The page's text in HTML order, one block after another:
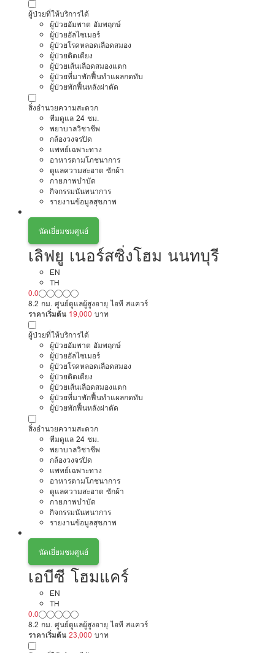
ผู้ป่วยที่ให้บริการได้
ผู้ป่วยอัมพาต อัมพฤกษ์
ผู้ป่วยอัลไซเมอร์
ผู้ป่วยโรคหลอดเลือดสมอง
ผู้ป่วยติดเตียง
ผู้ป่วยเส้นเลือดสมองแตก
ผู้ป่วยที่มาพักฟื้นทำแผลกดทับ
ผู้ป่วยพักฟื้นหลังผ่าตัด
สิ่งอำนวยความสะดวก
ทีมดูแล 24 ชม.
พยาบาลวิชาชีพ
กล้องวงจรปิด
แพทย์เฉพาะทาง
อาหารตามโภชนาการ
ดูแลความสะอาด ซักผ้า
กายภาพบำบัด
กิจกรรมนันทนาการ
รายงานข้อมูลสุขภาพ
นัดเยี่ยมชมศูนย์
เลิฟยู เนอร์สซิ่งโฮม นนทบุรี
EN
TH
0.0
8.2 กม. ศูนย์ดูแลผู้สูงอายุ ไอที สแควร์
ราคาเริ่มต้น 19,000 บาท
ผู้ป่วยที่ให้บริการได้
ผู้ป่วยอัมพาต อัมพฤกษ์
ผู้ป่วยอัลไซเมอร์
ผู้ป่วยโรคหลอดเลือดสมอง
ผู้ป่วยติดเตียง
ผู้ป่วยเส้นเลือดสมองแตก
ผู้ป่วยที่มาพักฟื้นทำแผลกดทับ
ผู้ป่วยพักฟื้นหลังผ่าตัด
สิ่งอำนวยความสะดวก
ทีมดูแล 24 ชม.
พยาบาลวิชาชีพ
กล้องวงจรปิด
แพทย์เฉพาะทาง
อาหารตามโภชนาการ
ดูแลความสะอาด ซักผ้า
กายภาพบำบัด
กิจกรรมนันทนาการ
รายงานข้อมูลสุขภาพ
นัดเยี่ยมชมศูนย์
เอบีซี โฮมแคร์
EN
TH
0.0
8.2 กม. ศูนย์ดูแลผู้สูงอายุ ไอที สแควร์
ราคาเริ่มต้น 23,000 บาท